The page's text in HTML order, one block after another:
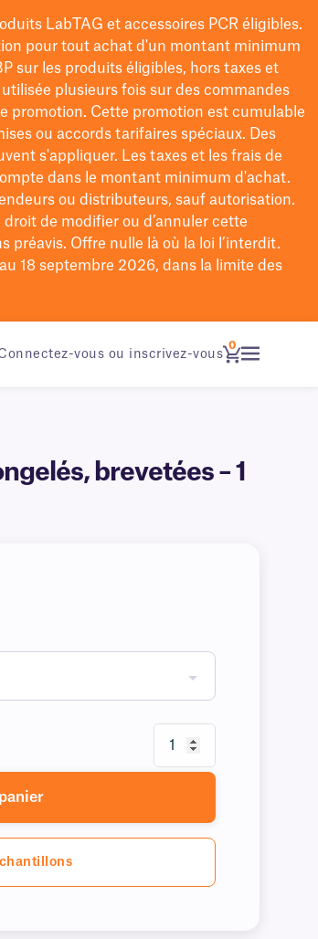
LabTAG et accessoires PCR éligibles.
pour tout achat d'un montant minimum
sur les produits éligibles, hors taxes et
plusieurs fois sur des commandes
promotion. Cette promotion est cumulable
ou accords tarifaires spéciaux. Des
s'appliquer. Les taxes et les frais de
dans le montant minimum d'achat.
ou distributeurs, sauf autorisation.
droit de modifierou d’annuler cette
préavis. Offre nulle là où la loi l’interdit.
18 septembre 2026, dans la limite des
vous ou inscrivez-vous
0
brevetées – 1